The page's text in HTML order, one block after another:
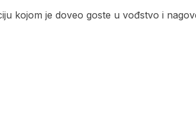
kojom je doveo goste u vođstvo i